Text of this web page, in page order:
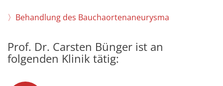
〉Behandlung des Bauchaortenaneurysma
Prof. Dr. Carsten Bünger ist an
folgenden Klinik tätig: